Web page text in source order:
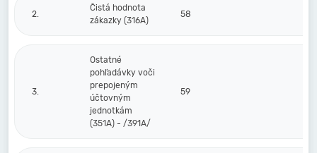
2.
Čistá hodnota
zákazky (316A)
58
3.
Ostatné
pohľadávky voči
prepojeným
účtovným
jednotkám
(351A) - /391A/
59